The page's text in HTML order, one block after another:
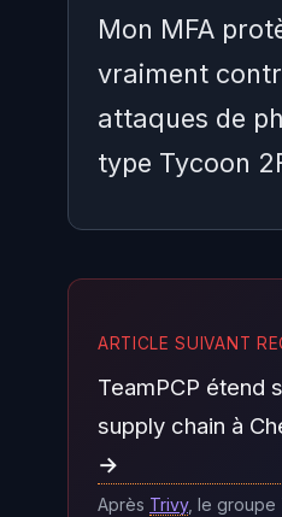
Mon MFA
vraiment
attaques de
type Tycoon
Les méthodes
Authenticator,
notifications push
pas contre les
comme celles de
le proxy
ARTICLE SUIVANT
TeamPCP étend
supply chain à
→
Après Trivy, le groupe